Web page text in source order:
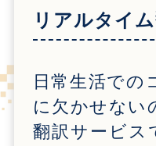
リアルタイ
日常生活での
に欠かせない
翻訳サービス